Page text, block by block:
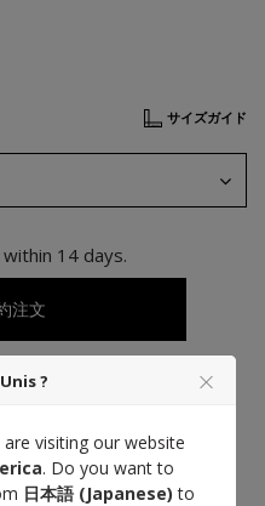
サイズガイド
14 days.
注文
?
visiting our website
. Do you want to
日本語 (Japanese) to